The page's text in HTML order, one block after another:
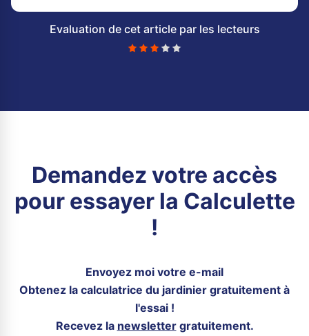
Evaluation de cet article par les lecteurs
Demandez votre accès
pour essayer la Calculette
!
Envoyez moi votre e-mail
Obtenez la calculatrice du jardinier gratuitement à
l'essai !
Recevez la newslettergratuitement.